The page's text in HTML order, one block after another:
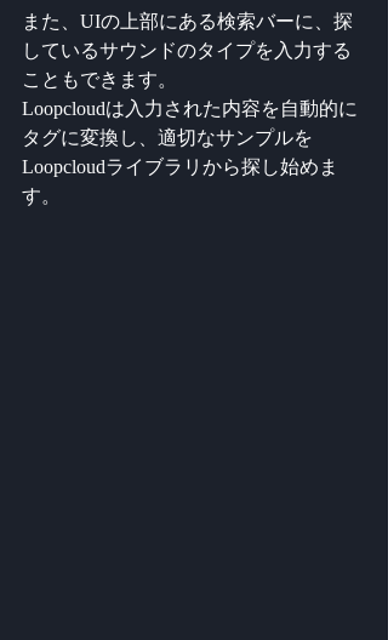
また、UIの上部にある検索バーに、探
しているサウンドのタイプを入力する
こともできます。
Loopcloudは入力された内容を自動的に
タグに変換し、適切なサンプルを
Loopcloudライブラリから探し始めま
す。